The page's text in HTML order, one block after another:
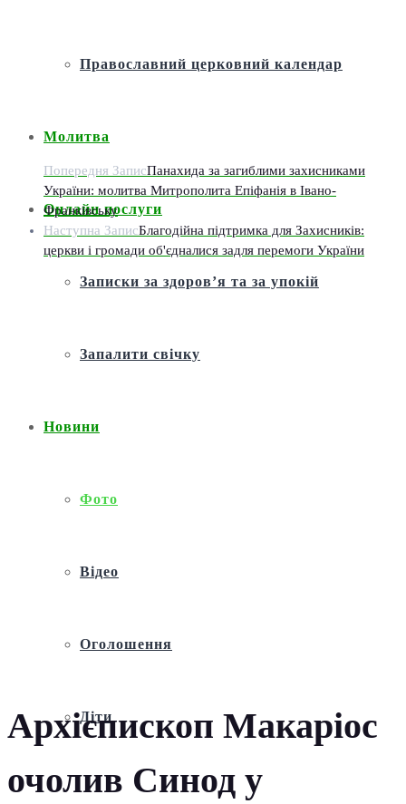
Православний церковний календар
Молитва
Онлайн послуги
Записки за здоров’я та за упокій
Запалити свічку
Новини
Фото
Відео
Оголошення
Діти
Архієпископ Макаріос
очолив Синод у
Попередня ЗаписПанахида за загиблими захисниками
України: молитва Митрополита Епіфанія в Івано-
Франківську
Наступна ЗаписБлагодійна підтримка для Захисників:
церкви і громади об'єдналися задля перемоги України